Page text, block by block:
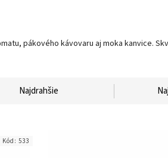
pákového kávovaru aj moka kanvice.
Najdrahšie
Kód: 533